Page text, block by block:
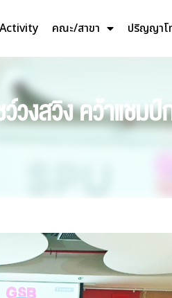
คณะ/สาขา ปริญญาโ
วงสวิง คว้าแช